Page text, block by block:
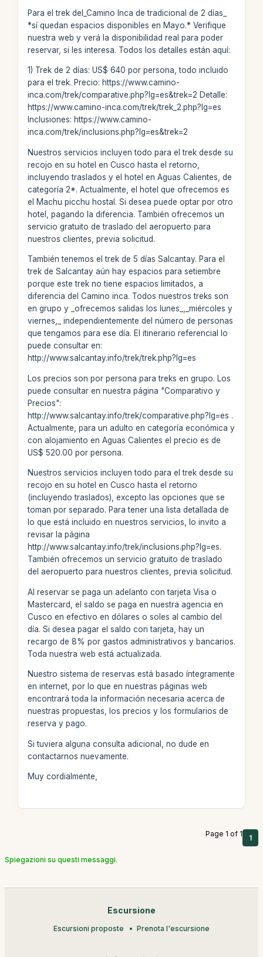
Para el trek del_Camino Inca de tradicional de 2 días_
*sí quedan espacios disponibles en Mayo.* Verifique
nuestra web y verá la disponibilidad real para poder
reservar, si les interesa. Todos los detalles están aquí:
1) Trek de 2 días: US$ 640 por persona, todo incluido
para el trek. Precio: https://www.camino-
inca.com/trek/comparative.php?lg=es&trek=2 Detalle:
https://www.camino-inca.com/trek/trek_2.php?lg=es
Inclusiones: https://www.camino-
inca.com/trek/inclusions.php?lg=es&trek=2
Nuestros servicios incluyen todo para el trek desde su
recojo en su hotel en Cusco hasta el retorno,
incluyendo traslados y el hotel en Aguas Calientes, de
categoría 2*. Actualmente, el hotel que ofrecemos es
el Machu picchu hostal. Si desea puede optar por otro
hotel, pagando la diferencia. También ofrecemos un
servicio gratuito de traslado del aeropuerto para
nuestros clientes, previa solicitud.
También tenemos el trek de 5 días Salcantay. Para el
trek de Salcantay aún hay espacios para setiembre
porque este trek no tiene espacios limitados, a
diferencia del Camino inca. Todos nuestros treks son
en grupo y _ofrecemos salidas los lunes_,_miércoles y
viernes,_ independientemente del número de personas
que tengamos para ese día. El itinerario referencial lo
puede consultar en:
http://www.salcantay.info/trek/trek.php?lg=es
Los precios son por persona para treks en grupo. Los
puede consultar en nuestra página "Comparativo y
Precios":
http://www.salcantay.info/trek/comparative.php?lg=es .
Actualmente, para un adulto en categoría económica y
con alojamiento en Aguas Calientes el precio es de
US$ 520.00 por persona.
Nuestros servicios incluyen todo para el trek desde su
recojo en su hotel en Cusco hasta el retorno
(incluyendo traslados), excepto las opciones que se
toman por separado. Para tener una lista detallada de
lo que está incluido en nuestros servicios, lo invito a
revisar la página
http://www.salcantay.info/trek/inclusions.php?lg=es.
También ofrecemos un servicio gratuito de traslado
del aeropuerto para nuestros clientes, previa solicitud.
Al reservar se paga un adelanto con tarjeta Visa o
Mastercard, el saldo se paga en nuestra agencia en
Cusco en efectivo en dólares o soles al cambio del
día. Si desea pagar el saldo con tarjeta, hay un
recargo de 8% por gastos administrativos y bancarios.
Toda nuestra web está actualizada.
Nuestro sistema de reservas está basado íntegramente
en internet, por lo que en nuestras páginas web
encontrará toda la información necesaria acerca de
nuestras propuestas, los precios y los formularios de
reserva y pago.
Si tuviera alguna consulta adicional, no dude en
contactarnos nuevamente.
Muy cordialmente,
Page 1 of 1 1
Spiegazioni su questi messaggi.
Escursione
Escursioni proposte Prenota l'escursione